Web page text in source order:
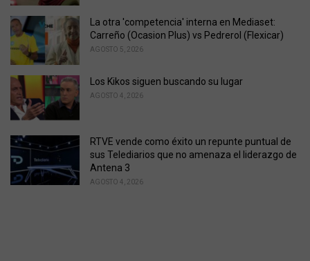
La otra 'competencia' interna en Mediaset:
Carreño (Ocasion Plus) vs Pedrerol (Flexicar)
AGOSTO 5, 2026
Los Kikos siguen buscando su lugar
AGOSTO 4, 2026
RTVE vende como éxito un repunte puntual de
sus Telediarios que no amenaza el liderazgo de
Antena 3
AGOSTO 4, 2026